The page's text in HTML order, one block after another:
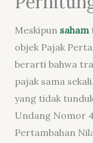
Meskipun saham
objek Pajak
berarti bahwa
pajak sama
yang tidak
Undang Nomor
Pertambahan